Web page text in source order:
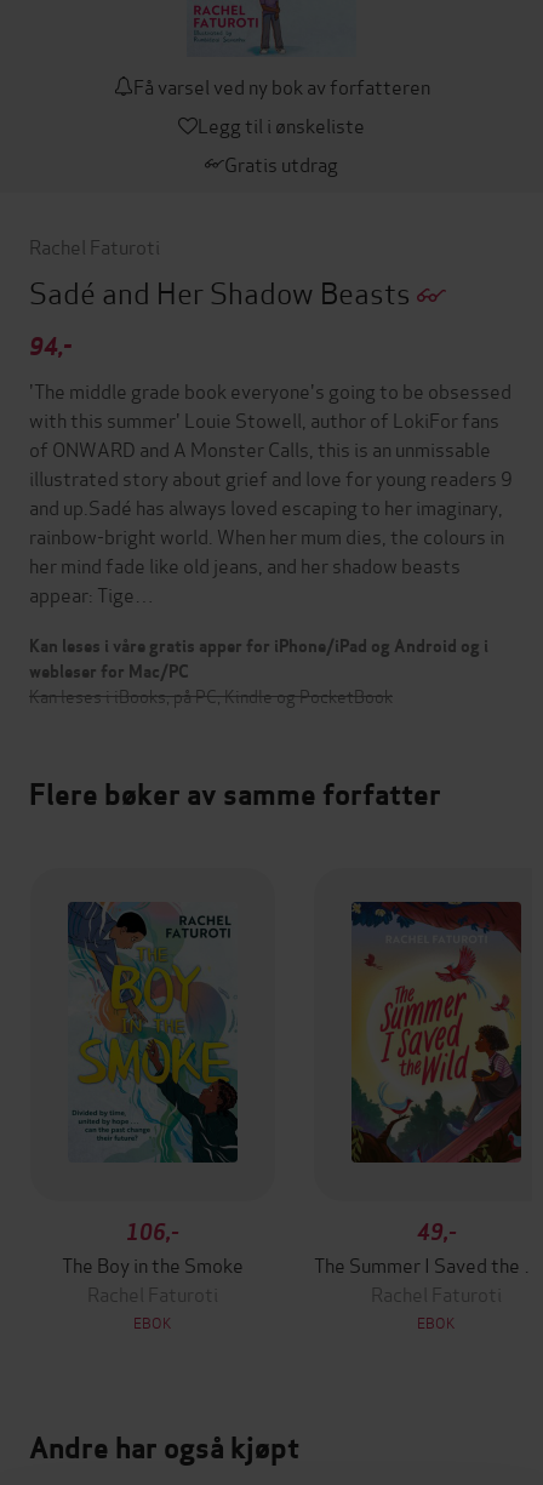
Få varsel ved ny bok av forfatteren
Legg til i ønskeliste
Gratis utdrag
Rachel Faturoti
Sadé and Her Shadow Beasts
94,-
'The middle grade book everyone's going to be obsessed
with this summer' Louie Stowell, author of LokiFor fans
of ONWARD and A Monster Calls, this is an unmissable
illustrated story about grief and love for young readers 9
and up.Sadé has always loved escaping to her imaginary,
rainbow-bright world. When her mum dies, the colours in
her mind fade like old jeans, and her shadow beasts
appear: Tige…
Kan leses i våre gratis apper for iPhone/iPad og Android og i
webleser for Mac/PC
Kan leses i iBooks, på PC, Kindle og PocketBook
Flere bøker av samme forfatter
106,-
The Boy in the Smoke
Rachel Faturoti
EBOK
49,-
Rachel Faturoti
EBOK
Andre har også kjøpt